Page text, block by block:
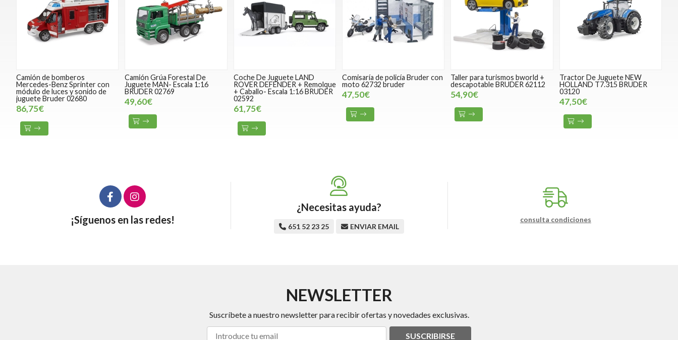
Camión de bomberos
Mercedes-Benz Sprinter con
módulo de luces y sonido de
juguete Bruder 02680
86,75€
Camión Grúa Forestal De
Juguete MAN- Escala 1:16
BRUDER 02769
49,60€
Coche De Juguete LAND
ROVER DEFENDER + Remolque
+ Caballo- Escala 1:16 BRUDER
02592
61,75€
Comisaría de policía Bruder con
moto 62732 bruder
47,50€
Taller para turismos bworld +
descapotable BRUDER 62112
54,90€
Tractor De Juguete NEW
HOLLAND T7.315 BRUDER
03120
47,50€
¡Síguenos en las redes!
¿Necesitas ayuda?
651 52 23 25 ENVIAR EMAIL
consulta condiciones
NEWSLETTER
Suscríbete a nuestro newsletter para recibir ofertas y novedades exclusivas.
SUSCRIBIRSE